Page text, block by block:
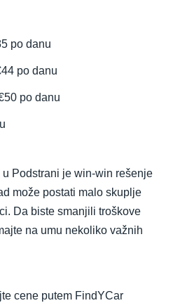
po danu
po danu
po danu
Podstrani je win-win rešenje
može postati malo skuplje
Da biste smanjili troškove
na umu nekoliko važnih
cene putem FindYCar